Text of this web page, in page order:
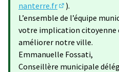
nanterre.fr
(S'ouvre dans
).
L’ensemble de l’équipe
votre implication
améliorer notre ville.
Emmanuelle Fossati,
Conseillère municipale